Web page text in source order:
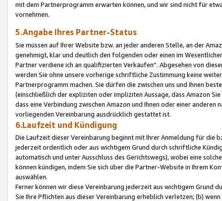
mit dem Partnerprogramm erwarten können, und wir sind nicht für
vornehmen.
5.Angabe Ihres Partner-Status
Sie müssen auf Ihrer Website bzw. an jeder anderen Stelle, an der
genehmigt, klar und deutlich den folgenden oder einen im
Partner verdiene ich an qualifizierten Verkäufen“. Abgesehen von
werden Sie ohne unsere vorherige schriftliche Zustimmung keine
Partnerprogramm machen. Sie dürfen die zwischen uns und Ihnen
(einschließlich der expliziten oder impliziten Aussage, dass Amazon
dass eine Verbindung zwischen Amazon und Ihnen oder einer
vorliegenden Vereinbarung ausdrücklich gestattet ist.
6.Laufzeit und Kündigung
Die Laufzeit dieser Vereinbarung beginnt mit Ihrer Anmeldung für die
jederzeit ordentlich oder aus wichtigem Grund durch schriftliche
automatisch und unter Ausschluss des Gerichtswegs), wobei eine
können kündigen, indem Sie sich über die Partner-Website in Ihrem
auswählen.
Ferner können wir diese Vereinbarung jederzeit aus wichtigem Grund
Sie Ihre Pflichten aus dieser Vereinbarung erheblich verletzen; (b)